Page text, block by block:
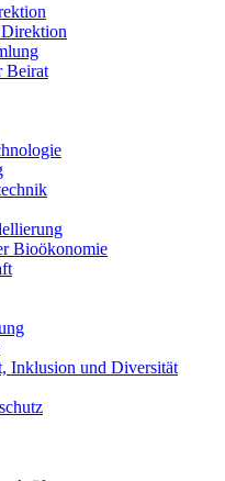
Beirat
Bioökonomie
Inklusion und Diversität